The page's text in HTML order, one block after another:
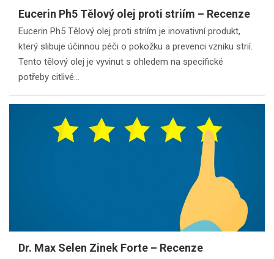
Eucerin Ph5 Tělový olej proti striím – Recenze
Eucerin Ph5 Tělový olej proti striím je inovativní produkt,
který slibuje účinnou péči o pokožku a prevenci vzniku strií.
Tento tělový olej je vyvinut s ohledem na specifické
potřeby citlivé…
Dr. Max Selen Zinek Forte – Recenze